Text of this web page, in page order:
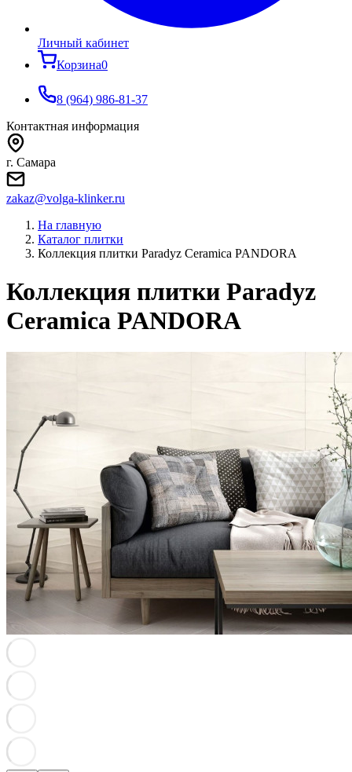
Личный кабинет
Корзина0
8 (964) 986-81-37
Контактная информация
г. Самара
zakaz@volga-klinker.ru
На главную
Каталог плитки
Коллекция плитки Paradyz Ceramica PANDORA
Коллекция плитки Paradyz
Ceramica PANDORA